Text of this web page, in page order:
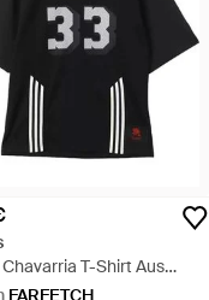
Chavarria T-Shirt Aus
- Schwarz
FARFETCH